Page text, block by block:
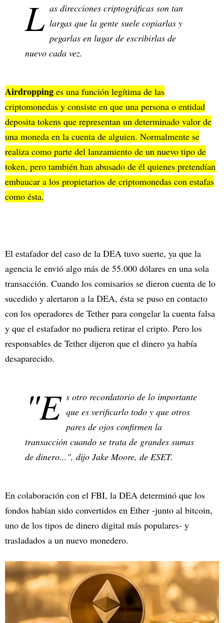
L as direcciones criptográficas son tan
largas que la gente suele copiarlas y
pegarlas en lugar de escribirlas de
nuevo cada vez.
Airdropping es una función legítima de las
criptomonedas y consiste en que una persona o entidad
deposita tokens que representan un determinado valor de
una moneda en la cuenta de alguien. Normalmente se
realiza como parte del lanzamiento de un nuevo tipo de
token, pero también han abusado de él quienes pretendían
embaucar a los propietarios de criptomonedas con estafas
como ésta.
El estafador del caso de la DEA tuvo suerte, ya que la
agencia le envió algo más de 55.000 dólares en una sola
transacción. Cuando los comisarios se dieron cuenta de lo
sucedido y alertaron a la DEA, ésta se puso en contacto
con los operadores de Tether para congelar la cuenta falsa
y que el estafador no pudiera retirar el cripto. Pero los
responsables de Tether dijeron que el dinero ya había
desaparecido.
"E s otro recordatorio de lo importante
que es verificarlo todo y que otros
pares de ojos confirmen la
transacción cuando se trata de grandes sumas
de dinero...", dijo Jake Moore, de ESET.
En colaboración con el FBI, la DEA determinó que los
fondos habían sido convertidos en Ether -junto al bitcoin,
uno de los tipos de dinero digital más populares- y
trasladados a un nuevo monedero.